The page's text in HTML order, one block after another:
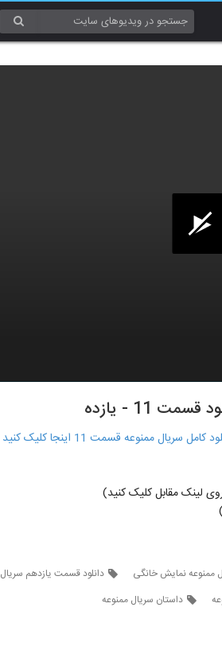
- یازده
کامل سریال ممنوعه قسمت 11 اینجا کلیک کنید
ممنوعه نمایش خانگی
دانلود قسمت یازدهم سریال
داستان سریال ممنوعه